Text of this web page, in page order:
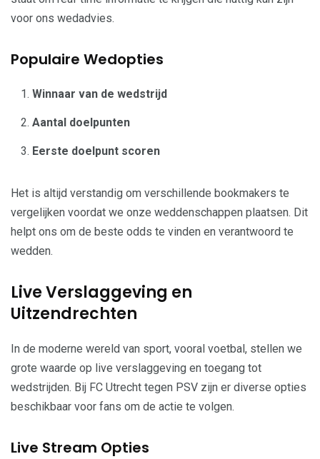
voor ons wedadvies.
Populaire Wedopties
Winnaar van de wedstrijd
Aantal doelpunten
Eerste doelpunt scoren
Het is altijd verstandig om verschillende bookmakers te
vergelijken voordat we onze weddenschappen plaatsen. Dit
helpt ons om de beste odds te vinden en verantwoord te
wedden.
Live Verslaggeving en
Uitzendrechten
In de moderne wereld van sport, vooral voetbal, stellen we
grote waarde op live verslaggeving en toegang tot
wedstrijden. Bij FC Utrecht tegen PSV zijn er diverse opties
beschikbaar voor fans om de actie te volgen.
Live Stream Opties